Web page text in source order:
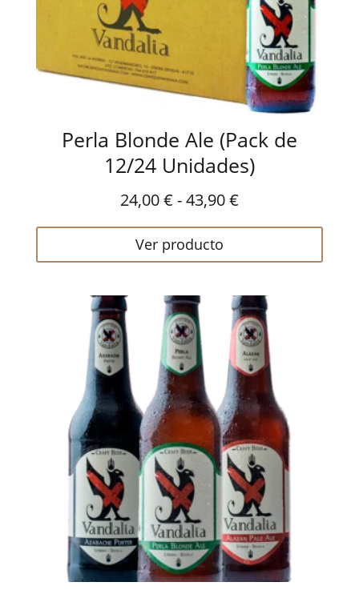
Perla Blonde Ale (Pack de
12/24 Unidades)
24,00€ -43,90€Rango
de
24,00 €
hasta
43,90 €
Ver producto